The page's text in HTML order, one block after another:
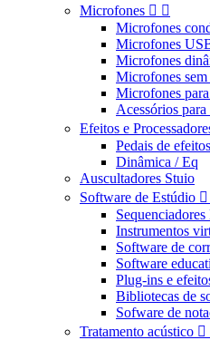
Microfones  
Microfones
Microfones
Microfones
Microfones
Microfones
Acessórios
Efeitos e
Pedais de efeitos
Dinâmica / Eq
Auscultadores Stuio
Software de Estúdio 
Instrumentos
Software de
Software
Plug-ins e
Bibliotecas de
Sofware de
Tratamento acústico 